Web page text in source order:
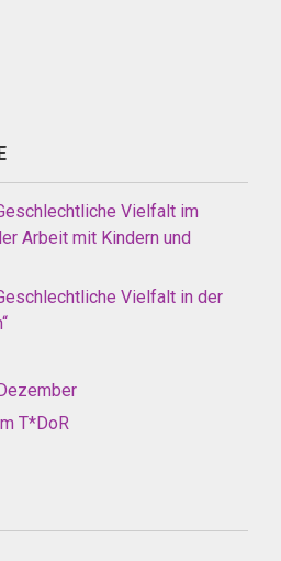
Vielfalt im
Arbeit mit Kindern und
Vielfalt in der
T*DoR